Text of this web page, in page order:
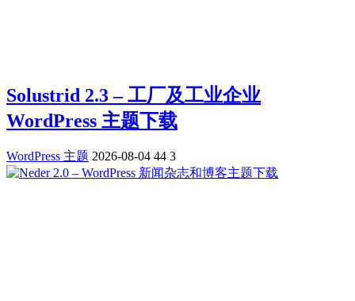
Solustrid 2.3 – 工厂及工业企业
WordPress 主题下载
WordPress 主题 2026-08-04 44 3